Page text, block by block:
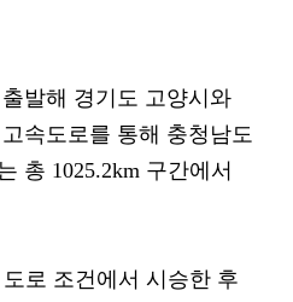
발해 경기도 고양시와
속도로를 통해 충청남도
총 1025.2km 구간에서
로 조건에서 시승한 후